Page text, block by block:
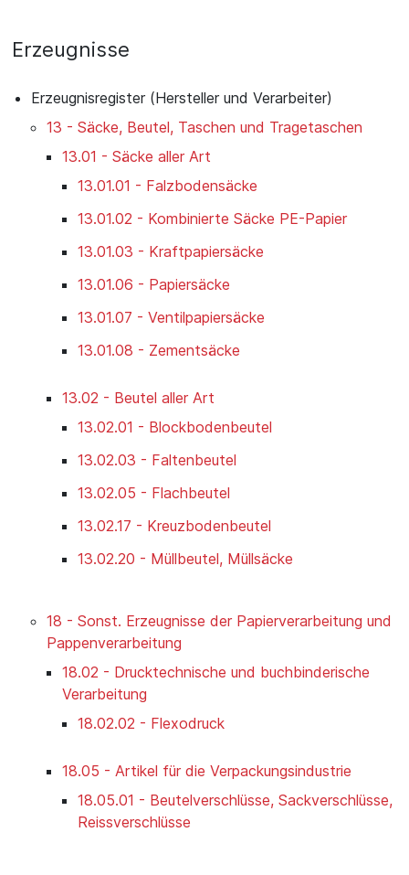
Erzeugnisse
Erzeugnisregister (Hersteller und Verarbeiter)
13 - Säcke, Beutel, Taschen und Tragetaschen
13.01 - Säcke aller Art
13.01.01 - Falzbodensäcke
13.01.02 - Kombinierte Säcke PE-Papier
13.01.03 - Kraftpapiersäcke
13.01.06 - Papiersäcke
13.01.07 - Ventilpapiersäcke
13.01.08 - Zementsäcke
13.02 - Beutel aller Art
13.02.01 - Blockbodenbeutel
13.02.03 - Faltenbeutel
13.02.05 - Flachbeutel
13.02.17 - Kreuzbodenbeutel
13.02.20 - Müllbeutel, Müllsäcke
18 - Sonst. Erzeugnisse der Papierverarbeitung und
Pappenverarbeitung
18.02 - Drucktechnische und buchbinderische
Verarbeitung
18.02.02 - Flexodruck
18.05 - Artikel für die Verpackungsindustrie
18.05.01 - Beutelverschlüsse, Sackverschlüsse,
Reissverschlüsse